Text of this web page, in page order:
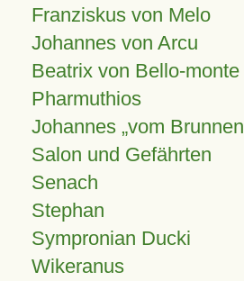
Franziskus von Melo
Johannes von Arcu
Beatrix von Bello-monte
Pharmuthios
Johannes vom Brunnen
Salon und Gefährten
Senach
Stephan
Sympronian Ducki
Wikeranus